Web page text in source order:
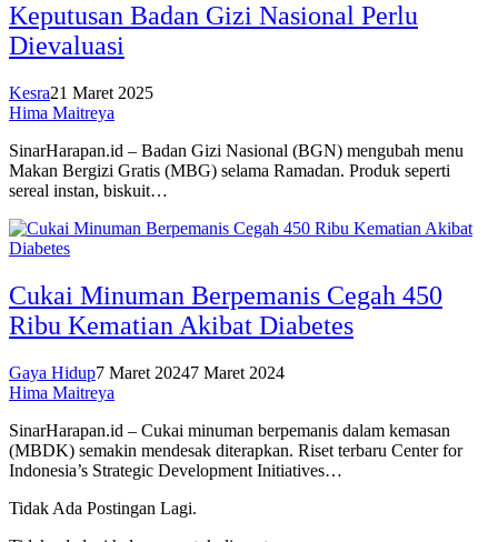
Keputusan Badan Gizi Nasional Perlu
Dievaluasi
Kesra21 Maret 2025
Hima Maitreya
SinarHarapan.id – Badan Gizi Nasional (BGN) mengubah menu
Makan Bergizi Gratis (MBG) selama Ramadan. Produk seperti
sereal instan, biskuit…
Cukai Minuman Berpemanis Cegah 450
Ribu Kematian Akibat Diabetes
Gaya Hidup7 Maret 20247 Maret 2024
Hima Maitreya
SinarHarapan.id – Cukai minuman berpemanis dalam kemasan
(MBDK) semakin mendesak diterapkan. Riset terbaru Center for
Indonesia’s Strategic Development Initiatives…
Tidak Ada Postingan Lagi.